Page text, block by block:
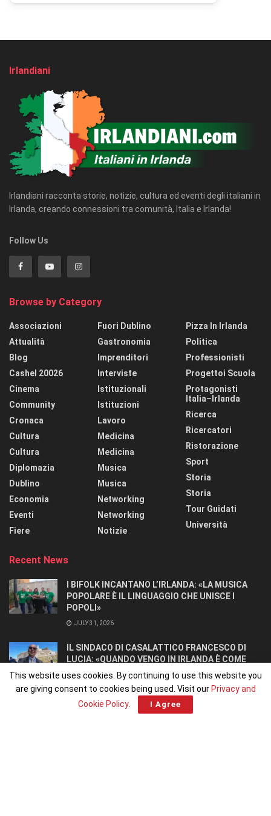
Irlandiani
Irlandiani racconta storie, notizie, cultura ed eventi degli italiani in
Irlanda, creando connessioni tra comunità, Italia e Irlanda!
Follow Us
Browse by Category
Associazioni
Attualità
Blog
Cashel 20026
Cinema
Community
Cronaca
Cultura
Cultura
Diplomazia
Dublino
Economia
Eventi
Fiere
Fuori Dublino
Gastronomia
Imprenditori
Interviste
Istituzionali
Istituzioni
Lavoro
Medicina
Medicina
Musica
Musica
Networking
Networking
Notizie
Pizza In Irlanda
Politica
Professionisti
Progettoi Scuola
Protagonisti
Italia–Irlanda
Ricerca
Ricercatori
Ristorazione
Sport
Storia
Storia
Tour Guidati
Università
Recent News
I BIFOLK INCANTANO L’IRLANDA: «LA MUSICA
POPOLARE È IL LINGUAGGIO CHE UNISCE I
POPOLI»
JULY 31, 2026
IL SINDACO DI CASALATTICO FRANCESCO DI
LUCIA: «QUANDO VENGO IN IRLANDA È COME
TORNARE A CASA».
JULY 27, 2026
This website uses cookies. By continuing to use this website you
are giving consent to cookies being used. Visit our Privacy and
Cookie Policy. I Agree